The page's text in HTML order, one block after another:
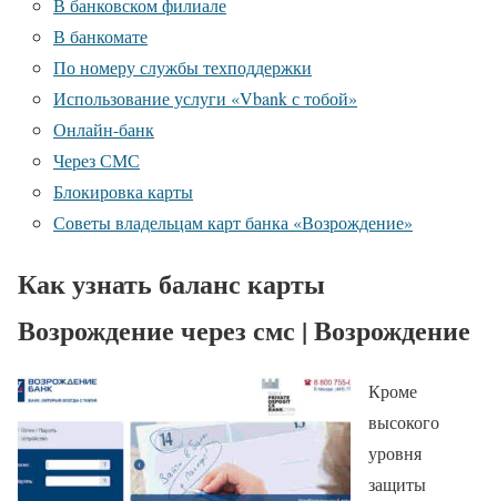
В банковском филиале
В банкомате
По номеру службы техподдержки
Использование услуги «Vbank с тобой»
Онлайн-банк
Через СМС
Блокировка карты
Советы владельцам карт банка «Возрождение»
Как узнать баланс карты
Возрождение через смс | Возрождение
Кроме
высокого
уровня
защиты